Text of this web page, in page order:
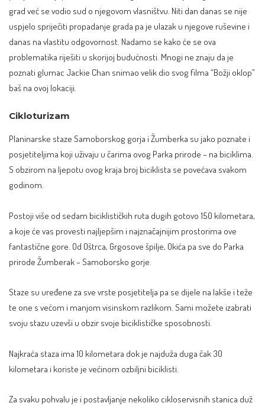
grad već se vodio sud o njegovom vlasništvu. Niti dan danas se nije
uspjelo spriječiti propadanje grada pa je ulazak u njegove ruševine i
danas na vlastitu odgovornost. Nadamo se kako će se ova
problematika riješiti u skorijoj budućnosti. Mnogi ne znaju da je
poznati glumac Jackie Chan snimao velik dio svog filma “Božji oklop”
baš na ovoj lokaciji.
Cikloturizam
Planinarske staze Samoborskog gorja i Žumberka su jako poznate i
posjetiteljima koji uživaju u čarima ovog Parka prirode – na biciklima.
S obzirom na ljepotu ovog kraja broj biciklista se povećava svakom
godinom.
Postoji više od sedam biciklističkih ruta dugih gotovo 150 kilometara,
a koje će vas provesti najljepšim i najznačajnijim prostorima ove
fantastične gore. Od Oštrca, Grgosove špilje, Okića pa sve do Parka
prirode Žumberak – Samoborsko gorje.
Staze su uređene za sve vrste posjetitelja pa se dijele na lakše i teže
te one s većom i manjom visinskom razlikom. Sami možete izabrati
svoju stazu uzevši u obzir svoje biciklističke sposobnosti.
Najkraća staza ima 10 kilometara dok je najduža duga čak 30
kilometara i koriste je većinom ozbiljni biciklisti.
Za svaku pohvalu je i postavljanje nekoliko cikloservisnih stanica duž